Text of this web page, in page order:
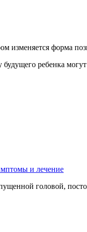
ребенка
и лечение
головой,